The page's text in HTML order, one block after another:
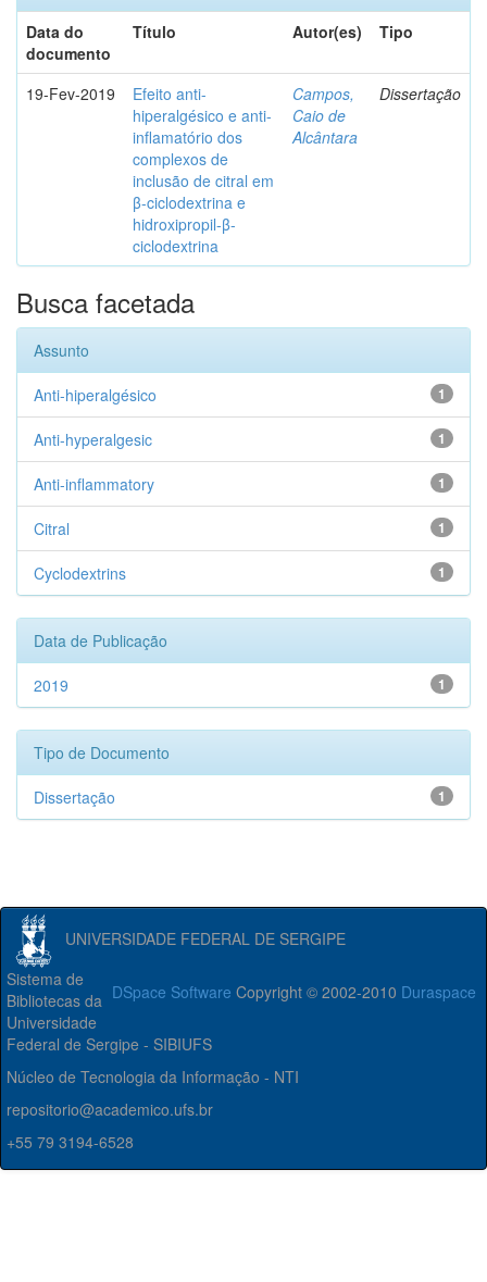
Data do
documento
Título Autor(es) Tipo
19-Fev-2019
Efeito anti-
hiperalgésico e anti-
inflamatório dos
complexos de
inclusão de citral em
β-ciclodextrina e
hidroxipropil-β-
ciclodextrina
Campos,
Caio de
Alcântara
Dissertação
Busca facetada
Assunto
1
Anti-hiperalgésico
1
Anti-hyperalgesic
1
Anti-inflammatory
1
Citral
1
Cyclodextrins
Data de Publicação
1
2019
Tipo de Documento
1
Dissertação
UNIVERSIDADE FEDERAL DE SERGIPE
DSpace Software Copyright © 2002-2010 Duraspace
Sistema de
Bibliotecas da
Universidade
Federal de Sergipe - SIBIUFS
Núcleo de Tecnologia da Informação - NTI
repositorio@academico.ufs.br
+55 79 3194-6528